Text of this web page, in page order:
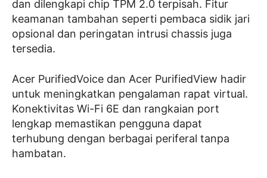
dan dilengkapi chip TPM 2.0 terpisah. Fitur
keamanan tambahan seperti pembaca sidik jari
opsional dan peringatan intrusi chassis juga
tersedia.
Acer PurifiedVoice dan Acer PurifiedView hadir
untuk meningkatkan pengalaman rapat virtual.
Konektivitas Wi-Fi 6E dan rangkaian port
lengkap memastikan pengguna dapat
terhubung dengan berbagai periferal tanpa
hambatan.